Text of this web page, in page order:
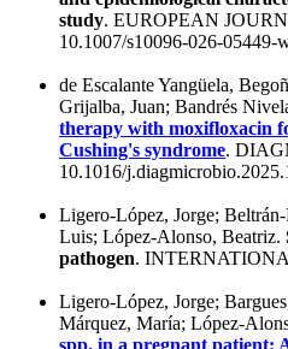
study. EUROPEAN
10.1007/s10096-026-05449-
de Escalante Yangüela,
Grijalba, Juan; Bandrés
therapy with moxifloxacin
Cushing's syndrome.
10.1016/
Ligero-López, Jorge;
Luis; López-Alonso, Beatriz.
pathogen.
Ligero-López, Jorge;
Márquez, María; López-
spp. in a pregnant patient: